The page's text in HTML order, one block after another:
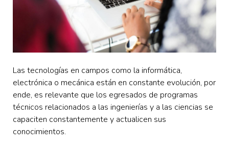
Las tecnologías en campos como la informática,
electrónica o mecánica están en constante evolución, por
ende, es relevante que los egresados de programas
técnicos relacionados a las ingenierías y a las ciencias se
capaciten constantemente y actualicen sus
conocimientos.